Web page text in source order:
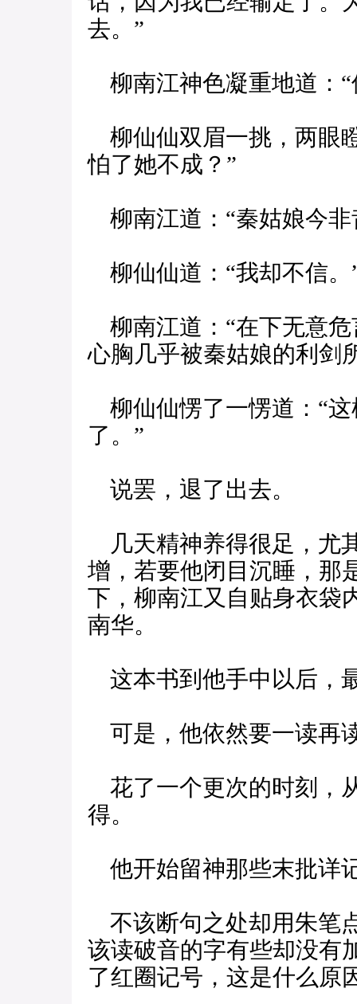
去。”
柳南江神色凝重地道：“
柳仙仙双眉一挑，两眼
怕了她不成？”
柳南江道：“秦姑娘今非
柳仙仙道：“我却不信。
柳南江道：“在下无意
心胸几乎被秦姑娘的利剑
柳仙仙愣了一愣道：“
了。”
说罢，退了出去。
几天精神养得很足，尤
增，若要他闭目沉睡，那
下，柳南江又自贴身衣袋
南华。
这本书到他手中以后，
可是，他依然要一读再
花了一个更次的时刻，
得。
他开始留神那些末批详
不该断句之处却用朱笔
该读破音的字有些却没有
了红圈记号，这是什么原